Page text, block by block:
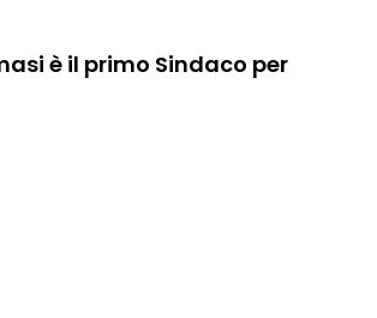
è il primo Sindaco per